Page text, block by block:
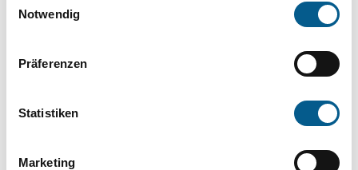
Notwendig
Präferenzen
Statistiken
Marketing
Suchen